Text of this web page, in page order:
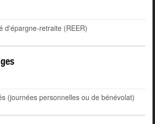
d'épargne-retraite (REER)
(journées personnelles ou de bénévolat)